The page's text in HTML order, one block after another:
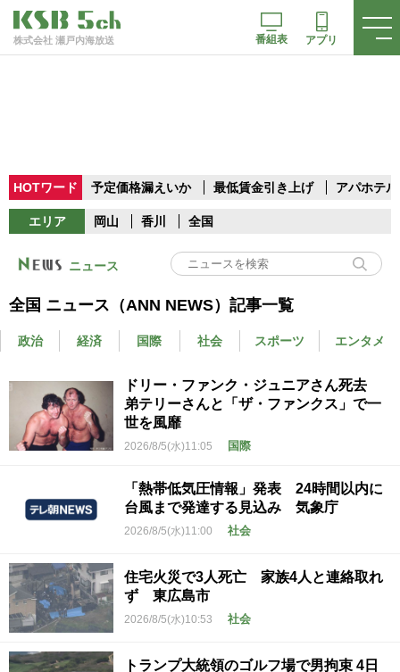
株式会社 瀬戸内海放送 番組表 アプリ
HOTワード 予定価格漏えいか 最低賃金引き上げ アパホテル
エリア 岡山 香川 全国
ニュース
全国 ニュース（ANN NEWS）記事一覧
政治 経済 国際 社会 スポーツ エンタメ
ドリー・ファンク・ジュニアさん死去
弟テリーさんと「ザ・ファンクス」で一
世を風靡
2026/8/5(水)11:05 国際
「熱帯低気圧情報」発表 24時間以内に
台風まで発達する見込み 気象庁
2026/8/5(水)11:00 社会
住宅火災で3人死亡 家族4人と連絡取れ
ず 東広島市
2026/8/5(水)10:53 社会
トランプ大統領のゴルフ場で男拘束 4日